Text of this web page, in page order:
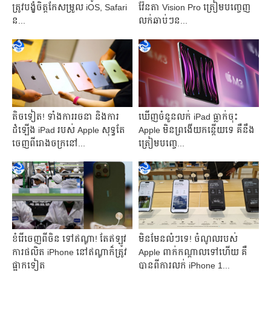
ត្រូវបង្ខំចិត្ត​កែសម្រួល iOS, Safari
ន...
វ៉ែនតា Vision Pro ត្រៀម​បញ្ចេញ
លក់​ឆាប់ៗន...
តិចទៀត! ទាំងការរចនា និងការ
ដំឡើង iPad របស់ Apple សុទ្ធតែ
ចេញពី​រោងចក្រនៅ...
ឃើញ​ចំនួនលក់ iPad ធ្លាក់ចុះ
Apple មិន​ព្រងើយកន្តើយទេ គឺ​នឹង
ត្រៀម​បញ្ចេ...
ខំរើចេញពីចិន ទៅ​ឥណ្ឌា! តែ​ឥឡូវ
ការផលិត iPhone នៅឥណ្ឌា​ក៏ត្រូវ
ផ្អាកទៀត
មិនមែនលំៗទេ! ​ចំណូលរបស់
Apple ពាក់កណ្តាលទៅហើយ​ គឺ
បានពីការលក់​ iPhone 1...